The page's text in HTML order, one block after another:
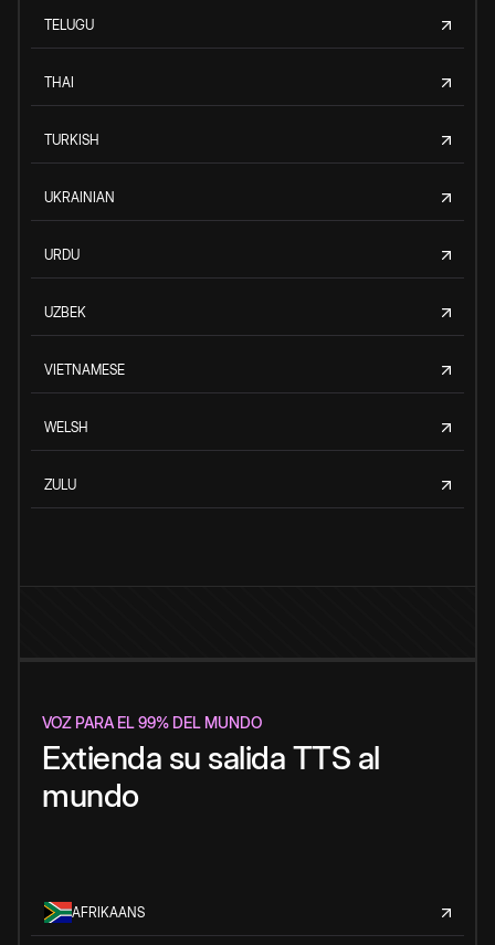
TELUGU
THAI
TURKISH
UKRAINIAN
URDU
UZBEK
VIETNAMESE
WELSH
ZULU
VOZ PARA EL 99% DEL MUNDO
Extienda su salida TTS al
mundo
AFRIKAANS